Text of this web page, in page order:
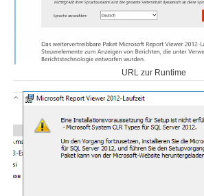
URL zur Runtime